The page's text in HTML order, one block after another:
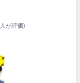
が評価)